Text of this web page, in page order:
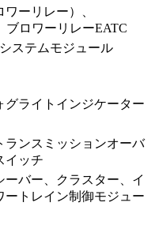
ーリレー）、
ブロワーリレーEATC
ステムモジュール
グライトインジケーター
ランスミッションオーバ
イッチ
バー、クラスター、イ
ートレイン制御モジュー